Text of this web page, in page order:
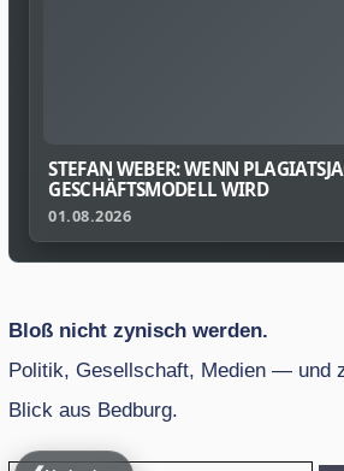
STEFAN WEBER: WENN
GESCHÄFTSMODELL WIRD
01.08.2026
Bloß nicht zynisch werden.
Politik, Gesellschaft, Medien — und
Blick aus Bedburg.